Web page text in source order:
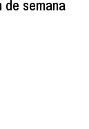
semana